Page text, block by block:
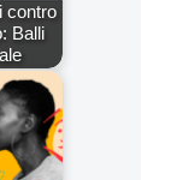
contro
Balli